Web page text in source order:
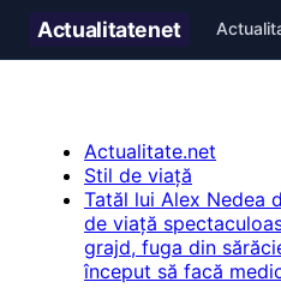
Actualitatenet
Actualitate.net
Stil de viață
Tatăl lui Alex Nedea
de viață
grajd, fuga din
început să facă